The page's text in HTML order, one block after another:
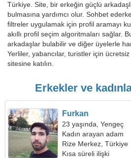
Türkiye. Site, bir erkeğin güçlü
bulmasına yardımcı olur. Sohbet
filtreler uygulamak için profil aramayı
akıllı profil seçim algoritmaları sağlar.
arkadaşlar bulabilir ve diğer üyelerle
Yerliler, yabancılar, turistler için
sitesine katılın.
Erkekler ve
Furkan
23 yaşında, Yengeç
Kadın arayan adam
Rize Merkez, Türkiye
Kısa süreli ilişki